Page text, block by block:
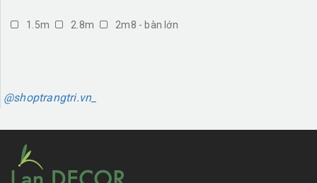
1.5m 2.8m 2m8 - bàn lớn
@shoptrangtri.vn_